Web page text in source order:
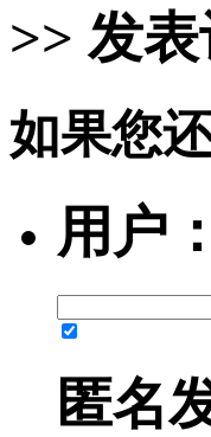
>> 发
如果您
用户：
匿名